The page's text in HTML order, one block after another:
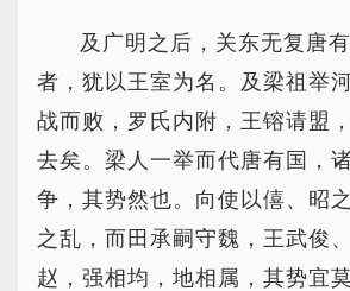
及广明之后，关东无复唐
者，犹以王室为名。及梁祖举
战而败，罗氏内附，王镕请盟
去矣。梁人一举而代唐有国，
争，其势然也。向使以僖、昭
之乱，而田承嗣守魏，王武俊
赵，强相均，地相属，其势宜